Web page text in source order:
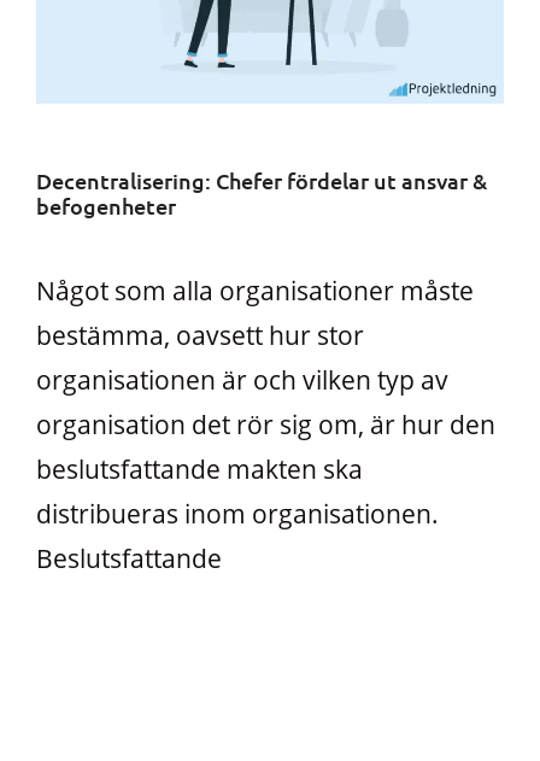
Decentralisering: Chefer fördelar ut ansvar &
befogenheter
Något som alla organisationer måste
bestämma, oavsett hur stor
organisationen är och vilken typ av
organisation det rör sig om, är hur den
beslutsfattande makten ska
distribueras inom organisationen.
Beslutsfattande